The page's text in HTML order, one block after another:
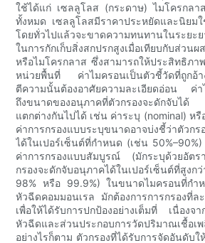
ใช้ได้แก่ เซลลูโลส (กระดาษ) ไมโครกลา
ทั้งหมด เซลลูโลสมีราคาประหยัดและนิยม
โดยทั่วไปแล้วจะขาดความทนทานในระยะ
ในการกักเก็บสิ่งสกปรกสูงเมื่อเทียบกับส่วนผ
หรือไมโครกลาส ซึ่งสามารถให้ประสิทธิภา
หน่วยพื้นที่ ค่าไมครอนเป็นตัวชี้วัดที่ถูกอ้
ตีความนั้นต้องอาศัยความละเอียดอ่อน ค่า
ถึงขนาดของอนุภาคที่ตัวกรองจะดักจับได้
แตกต่างกันไปได้ เช่น ค่าระบุ (nominal) ห
ค่าการกรองแบบระบุขนาดอาจบ่งชี้ว่าตัวก
ได้ในเปอร์เซ็นต์ที่กำหนด (เช่น
ค่าการกรองแบบสัมบูรณ์ (มักระบุด้วยอัตร
กรองจะดักจับอนุภาคได้ในเปอร์เซ็นต์ที่สู
98% หรือ 99.9%) ในขนาดไมครอนที่กำ
หัวฉีดคอมมอนเรล มักต้องการการกรองที่ล
เพื่อให้ได้รับการปกป้องอย่างเต็มที่ เนื่องจ
หัวฉีดและส่วนประกอบการวัดปริมาณเชื้อเ
อย่างไรก็ตาม ตัวกรองที่ได้รับการจัดอันดับ